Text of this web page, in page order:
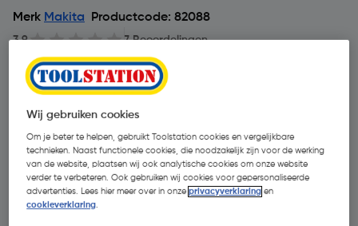
Merk Makita Productcode: 82088
3.9 7 Beoordelingen
Wij gebruiken cookies
Om je beter te helpen, gebruikt Toolstation cookies en vergelijkbare
technieken. Naast functionele cookies, die noodzakelijk zijn voor de werking
van de website, plaatsen wij ook analytische cookies om onze website
verder te verbeteren. Ook gebruiken wij cookies voor gepersonaliseerde
advertenties. Lees hier meer over in onzeprivacyverklaring en
cookieverklaring.